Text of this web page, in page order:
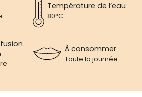
Température de l’eau
80°C
À consommer
Toute la journée